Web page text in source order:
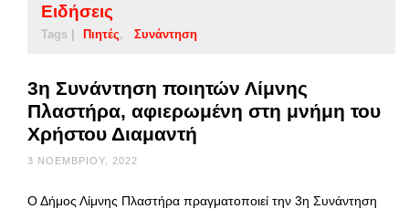
Ειδήσεις
Tags | Πιητές Συνάντηση
3η Συνάντηση ποιητών Λίμνης
Πλαστήρα, αφιερωμένη στη μνήμη του
Χρήστου Διαμαντή
3 ΝΟΕΜΒΡΊΟΥ, 2022
Ο Δήμος Λίμνης Πλαστήρα πραγματοποιεί την 3η Συνάντηση